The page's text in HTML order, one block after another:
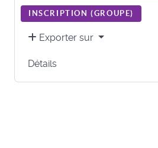
INSCRIPTION (GROUPE)
Exporter sur
Détails